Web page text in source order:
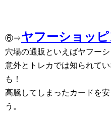
⑥⇒ヤフーショッ
穴場の通販といえばヤフーシ
意外とトレカでは知られて
も！
高騰してしまったカードを
う。